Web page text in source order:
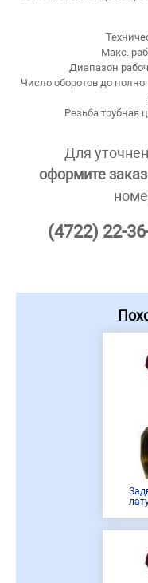
Макс.
Диапазон
Число оборотов до
Резьба трубная
Для
оформите заказ
(4722) 22-